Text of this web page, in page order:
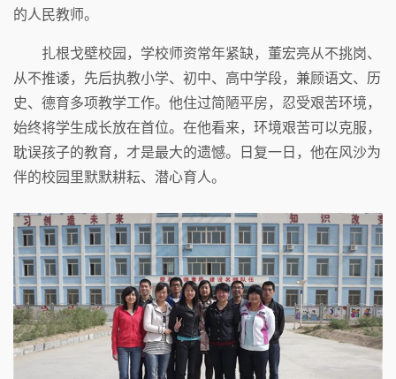
的人民教师。
扎根戈壁校园，学校师资常年紧缺，董宏亮从不挑岗、
从不推诿，先后执教小学、初中、高中学段，兼顾语文、历
史、德育多项教学工作。他住过简陋平房，忍受艰苦环境，
始终将学生成长放在首位。在他看来，环境艰苦可以克服，
耽误孩子的教育，才是最大的遗憾。日复一日，他在风沙为
伴的校园里默默耕耘、潜心育人。